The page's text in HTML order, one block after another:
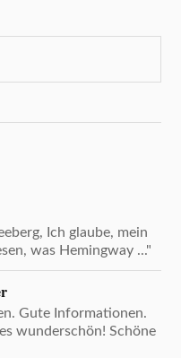
Ich glaube, mein
was Hemingway ..."
Gute Informationen.
wunderschön! Schöne